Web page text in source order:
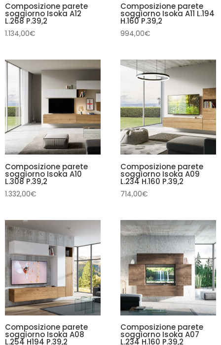
Composizione parete
soggiorno Isoka A12
L.268 P.39,2
1.134,00€
Composizione parete
soggiorno Isoka A11 L.194
H.160 P.39,2
994,00€
Composizione parete
soggiorno Isoka A10
L.308 P.39,2
1.332,00€
Composizione parete
soggiorno Isoka A09
L.234 H.160 P.39,2
714,00€
Composizione parete
soggiorno Isoka A08
L.254 H194 P.39,2
Composizione parete
soggiorno Isoka A07
L.234 H.160 P.39,2